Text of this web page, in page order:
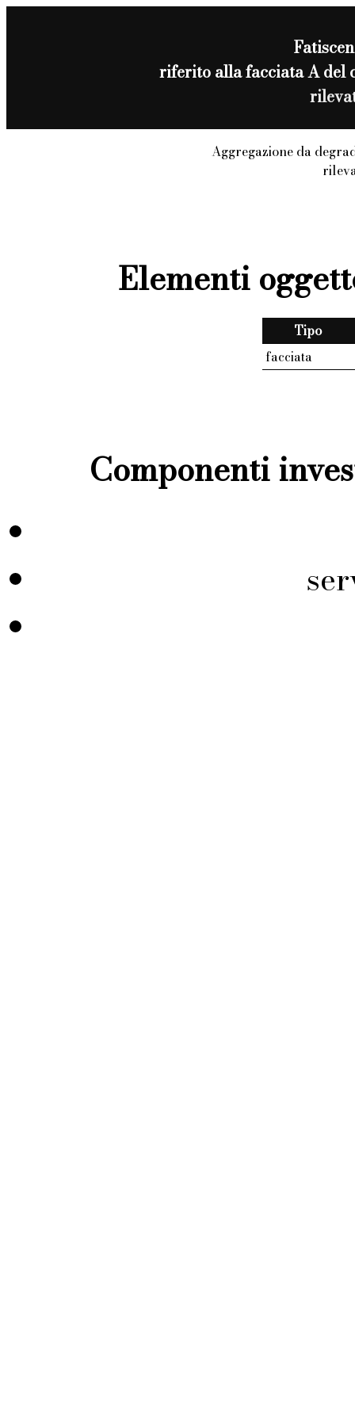
riferito alla facciata A del
Aggregazione da
Elementi
Tipo
facciata
Componenti